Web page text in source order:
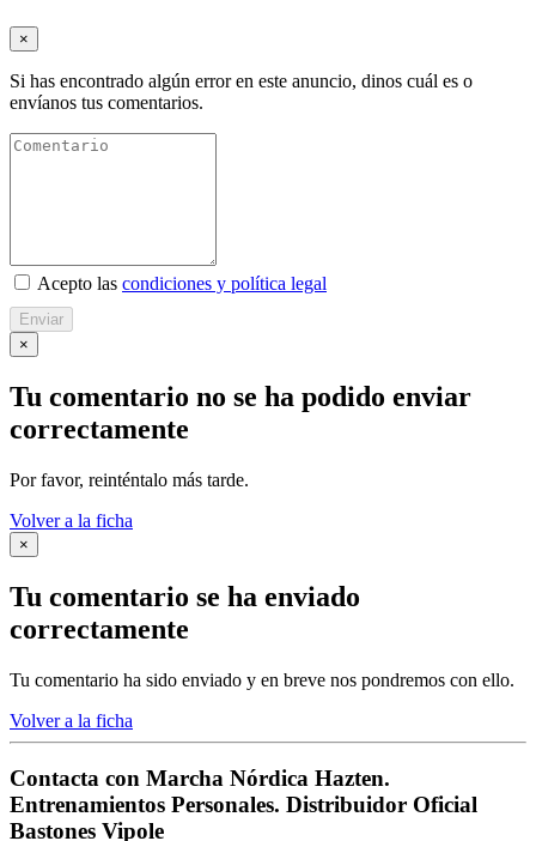
×
Si has encontrado algún error en este anuncio, dinos cuál es o
envíanos tus comentarios.
Acepto las condiciones y política legal
Enviar
×
Tu comentario no se ha podido enviar
correctamente
Por favor, reinténtalo más tarde.
Volver a la ficha
×
Tu comentario se ha enviado
correctamente
Tu comentario ha sido enviado y en breve nos pondremos con ello.
Volver a la ficha
Contacta con Marcha Nórdica Hazten.
Entrenamientos Personales. Distribuidor Oficial
Bastones Vipole